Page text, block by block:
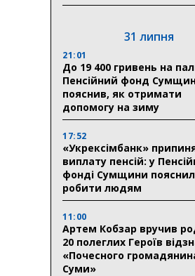
31 липня
21:01
До 19 400 гривень на
Пенсійний фонд
пояснив, як отримати
допомогу на зиму
17:52
«Укрексімбанк»
виплату пенсій: у
фонді Сумщини
робити людям
11:00
Артем Кобзар вручив
20 полеглих Героїв
«Почесного
Суми»